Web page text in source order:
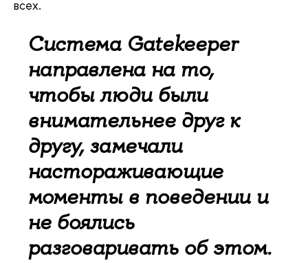
всех.
Система Gatekeeper
направлена на то,
чтобы люди были
внимательнее друг к
другу, замечали
настораживающие
моменты в поведении и
не боялись
разговаривать об этом.